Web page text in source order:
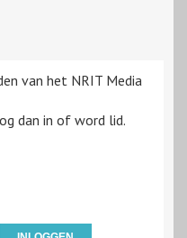
van het NRIT Media
dan in of word lid.